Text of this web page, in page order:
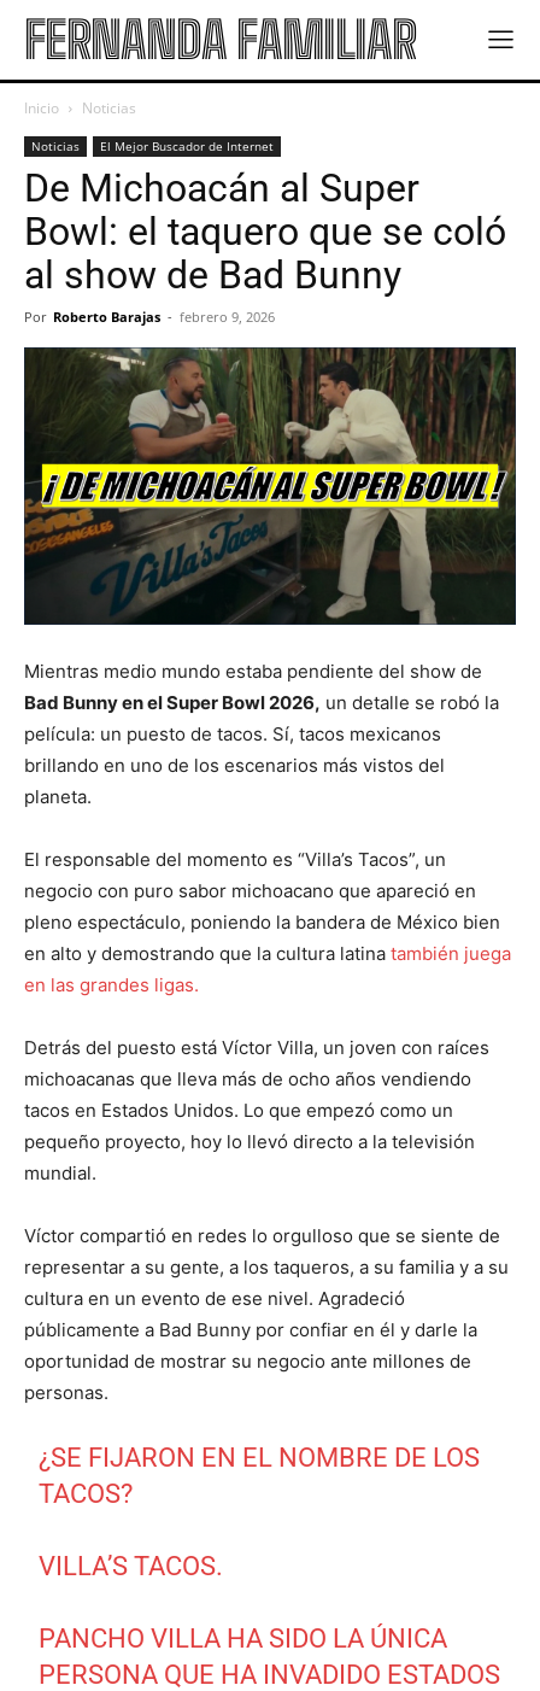
FERNANDA FAMILIAR
Inicio Noticias
Noticias El Mejor Buscador de Internet
De Michoacán al Super
Bowl: el taquero que se coló
al show de Bad Bunny
Por Roberto Barajas - febrero 9, 2026
Mientras medio mundo estaba pendiente del show de
Bad Bunny en el Super Bowl 2026, un detalle se robó la
película: un puesto de tacos. Sí, tacos mexicanos
brillando en uno de los escenarios más vistos del
planeta.
El responsable del momento es “Villa’s Tacos”, un
negocio con puro sabor michoacano que apareció en
pleno espectáculo, poniendo la bandera de México bien
en alto y demostrando que la cultura latina también juega
en las grandes ligas.
Detrás del puesto está Víctor Villa, un joven con raíces
michoacanas que lleva más de ocho años vendiendo
tacos en Estados Unidos. Lo que empezó como un
pequeño proyecto, hoy lo llevó directo a la televisión
mundial.
Víctor compartió en redes lo orgulloso que se siente de
representar a su gente, a los taqueros, a su familia y a su
cultura en un evento de ese nivel. Agradeció
públicamente a Bad Bunny por confiar en él y darle la
oportunidad de mostrar su negocio ante millones de
personas.
¿SE FIJARON EN EL NOMBRE DE LOS
TACOS?
VILLA’S TACOS.
PANCHO VILLA HA SIDO LA ÚNICA
PERSONA QUE HA INVADIDO ESTADOS